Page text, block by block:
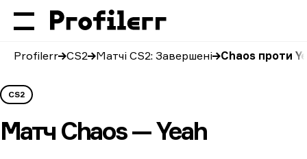
Profilerr CS2 Матчі CS2: Завершені Chaos проти
CS2
Матч Chaos — Yeah